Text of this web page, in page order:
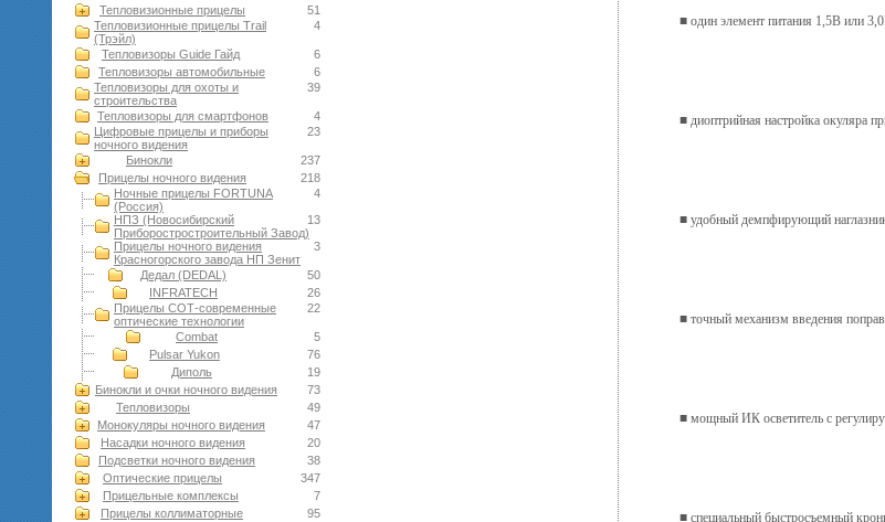
51
Тепловизионные прицелы
4
Тепловизионные прицелы Trail
(Трэйл)
6
Тепловизоры Guide Гайд
6
Тепловизоры автомобильные
39
Тепловизоры для охоты и
строительства
4
Тепловизоры для смартфонов
23
Цифровые прицелы и приборы
ночного видения
237
Бинокли
218
Прицелы ночного видения
4
Ночные прицелы FORTUNA
(Россия)
13
НПЗ (Новосибирский
Приборостростроительный Завод)
3
Прицелы ночного видения
Красногорского завода НП Зенит
50
Дедал (DEDAL)
26
INFRATECH
22
Прицелы СОТ-современные
оптические технологии
5
Combat
76
Pulsar Yukon
19
Диполь
73
Бинокли и очки ночного видения
49
Тепловизоры
47
Монокуляры ночного видения
20
Насадки ночного видения
38
Подсветки ночного видения
347
Оптические прицелы
7
Прицельные комплексы
95
Прицелы коллиматорные
■ один элемент питания 1,5В или
■ диоптрийная настройка окуляра
■ удобный демпфирующий
■ точный механизм введения
■ мощный ИК осветитель с
■ специальный быстросъемный